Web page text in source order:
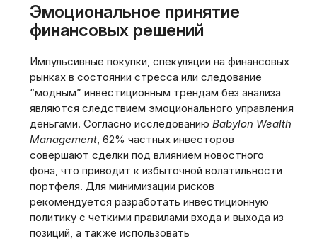
Эмоциональное принятие
финансовых решений
Импульсивные покупки, спекуляции на финансовых
рынках в состоянии стресса или следование
“модным” инвестиционным трендам без анализа
являются следствием эмоционального управления
деньгами. Согласно исследованию Babylon Wealth
Management, 62% частных инвесторов
совершают сделки под влиянием новостного
фона, что приводит к избыточной волатильности
портфеля. Для минимизации рисков
рекомендуется разработать инвестиционную
политику с четкими правилами входа и выхода из
позиций, а также использовать